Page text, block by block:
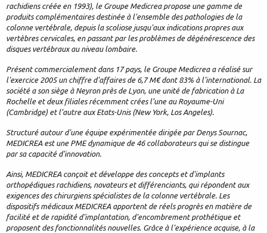
rachidiens créée en 1993), le Groupe Medicrea propose une gamme de
produits complémentaires destinée à l'ensemble des pathologies de la
colonne vertébrale, depuis la scoliose jusqu'aux indications propres aux
vertèbres cervicales, en passant par les problèmes de dégénérescence des
disques vertébraux au niveau lombaire.
Présent commercialement dans 17 pays, le Groupe Medicrea a réalisé sur
l'exercice 2005 un chiffre d'affaires de 6,7 M€ dont 83% à l'international. La
société a son siège à Neyron près de Lyon, une unité de fabrication à La
Rochelle et deux filiales récemment crées l’une au Royaume-Uni
(Cambridge) et l’autre aux Etats-Unis (New York, Los Angeles).
Structuré autour d'une équipe expérimentée dirigée par Denys Sournac,
MEDICREA est une PME dynamique de 46 collaborateurs qui se distingue
par sa capacité d'innovation.
Ainsi, MEDICREA conçoit et développe des concepts et d'implants
orthopédiques rachidiens, novateurs et différenciants, qui répondent aux
exigences des chirurgiens spécialistes de la colonne vertébrale. Les
dispositifs médicaux MEDICREA apportent de réels progrès en matière de
facilité et de rapidité d'implantation, d'encombrement prothétique et
proposent des fonctionnalités nouvelles. Grâce à l'expérience acquise, à la